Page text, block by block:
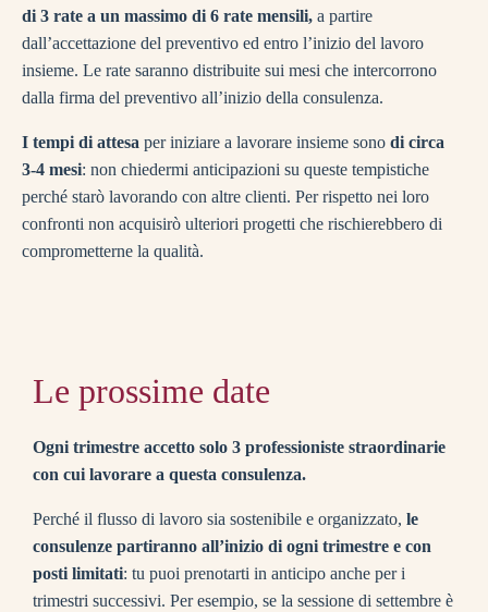
di 3 rate a un massimo di 6 rate mensili, a partire
dall’accettazione del preventivo ed entro l’inizio del lavoro
insieme. Le rate saranno distribuite sui mesi che intercorrono
dalla firma del preventivo all’inizio della consulenza.
I tempi di attesa per iniziare a lavorare insieme sono di circa
3-4 mesi: non chiedermi anticipazioni su queste tempistiche
perché starò lavorando con altre clienti. Per rispetto nei loro
confronti non acquisirò ulteriori progetti che rischierebbero di
comprometterne la qualità.
Le prossime date
Ogni trimestre accetto solo 3 professioniste straordinarie
con cui lavorare a questa consulenza.
Perché il flusso di lavoro sia sostenibile e organizzato, le
consulenze partiranno all’inizio di ogni trimestre e con
posti limitati: tu puoi prenotarti in anticipo anche per i
trimestri successivi. Per esempio, se la sessione di settembre è